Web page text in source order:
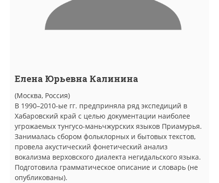
Елена Юрьевна Калинина
(Москва, Россия)
В 1990–2010-ые гг. предприняла ряд экспедиций в
Хабаровский край с целью документации наиболее
угрожаемых тунгусо-маньчжурских языков Приамурья.
Занималась сбором фольклорных и бытовых текстов,
провела акустический фонетический анализ
вокализма верховского диалекта негидальского языка.
Подготовила грамматическое описание и словарь (не
опубликованы).